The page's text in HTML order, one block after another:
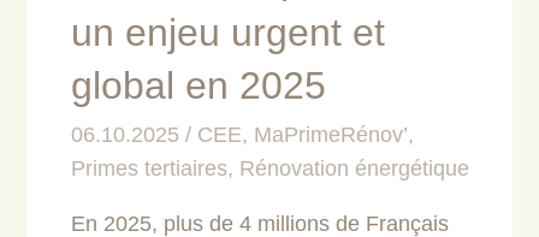
un enjeu urgent et
global en 2025
06.10.2025 CEE, MaPrimeRénov’,
Primes tertiaires, Rénovation énergétique
En 2025, plus de 4 millions de Français